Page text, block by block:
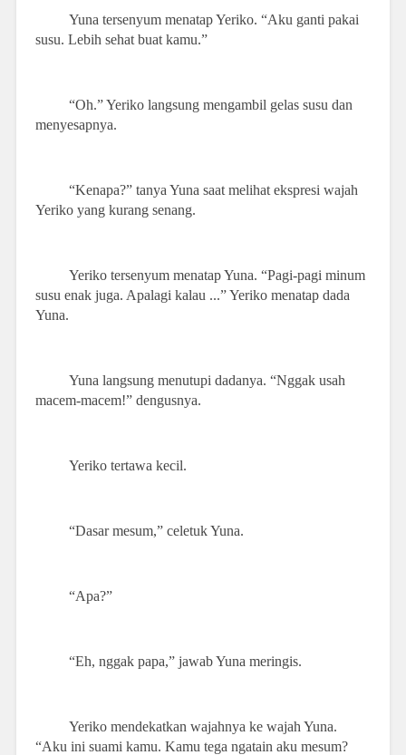
Yuna tersenyum menatap Yeriko. “Aku ganti pakai
susu. Lebih sehat buat kamu.”
“Oh.” Yeriko langsung mengambil gelas susu dan
menyesapnya.
“Kenapa?” tanya Yuna saat melihat ekspresi wajah
Yeriko yang kurang senang.
Yeriko tersenyum menatap Yuna. “Pagi-pagi minum
susu enak juga. Apalagi kalau ...” Yeriko menatap dada
Yuna.
Yuna langsung menutupi dadanya. “Nggak usah
macem-macem!” dengusnya.
Yeriko tertawa kecil.
“Dasar mesum,” celetuk Yuna.
“Apa?”
“Eh, nggak papa,” jawab Yuna meringis.
Yeriko mendekatkan wajahnya ke wajah Yuna.
“Aku ini suami kamu. Kamu tega ngatain aku mesum?